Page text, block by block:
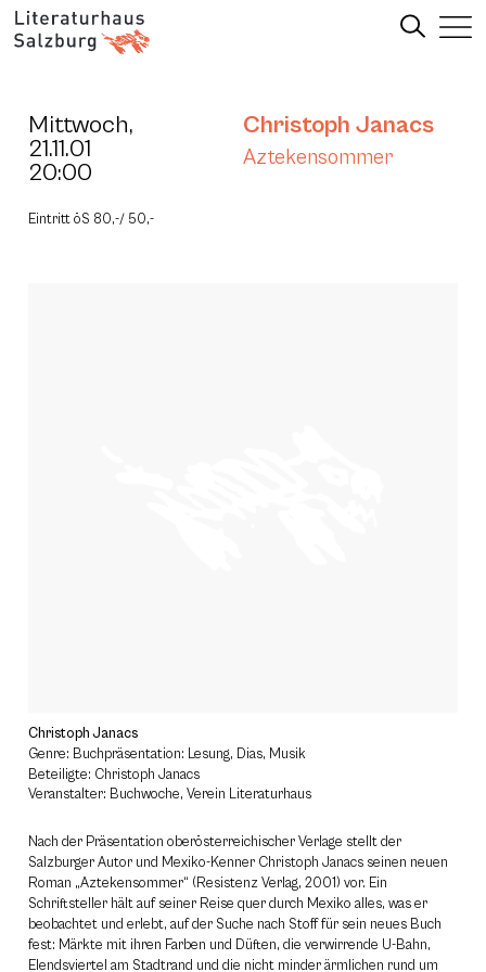
Mittwoch,
21.11.01
20:00
Christoph Janacs
Aztekensommer
Eintritt öS 80,-/ 50,-
Christoph Janacs
Genre: Buchpräsentation: Lesung, Dias, Musik
Beteiligte: Christoph Janacs
Veranstalter: Buchwoche, Verein Literaturhaus
Nach der Präsentation oberösterreichischer Verlage stellt der
Salzburger Autor und Mexiko-Kenner Christoph Janacs seinen neuen
Roman „Aztekensommer“ (Resistenz Verlag, 2001) vor. Ein
Schriftsteller hält auf seiner Reise quer durch Mexiko alles, was er
beobachtet und erlebt, auf der Suche nach Stoff für sein neues Buch
fest: Märkte mit ihren Farben und Düften, die verwirrende U-Bahn,
Elendsviertel am Stadtrand und die nicht minder ärmlichen rund um